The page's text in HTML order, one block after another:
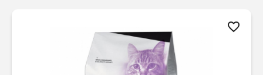
favorite_border